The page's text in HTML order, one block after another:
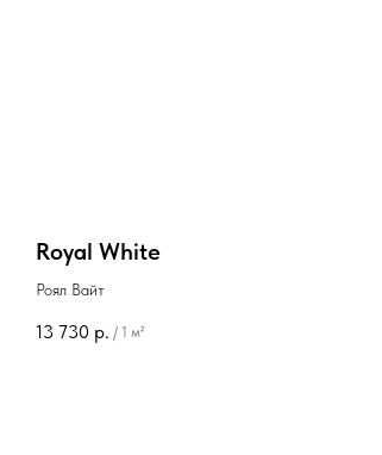
Royal White
Роял Вайт
13 730 р. / 1 м²